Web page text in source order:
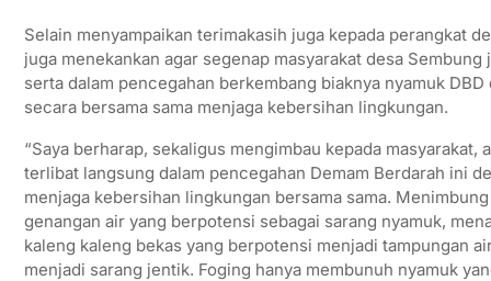
Selain menyampaikan terimakasih juga kepada perangkat
juga menekankan agar segenap masyarakat desa Sembung
serta dalam pencegahan berkembang biaknya nyamuk DBD
secara bersama sama menjaga kebersihan lingkungan.
“Saya berharap, sekaligus mengimbau kepada masyarakat,
terlibat langsung dalam pencegahan Demam Berdarah ini
menjaga kebersihan lingkungan bersama sama.
genangan air yang berpotensi sebagai sarang nyamuk,
kaleng kaleng bekas yang berpotensi menjadi tampungan
menjadi sarang jentik. Foging hanya membunuh nyamuk